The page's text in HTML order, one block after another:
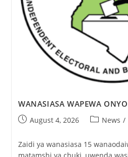
WANASIASA WAPEWA ONYO
August 4, 2026 News /
Zaidi ya wanasiasa 15